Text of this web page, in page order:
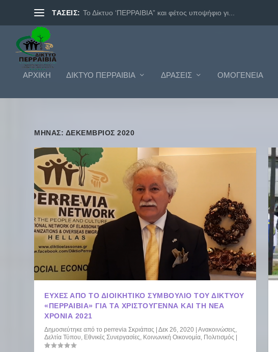
ΤΑΣΕΙΣ: Το Δίκτυο ‘ΠΕΡΡΑΙΒΙΑ” και φέτος υποψήφιο γι...
ΑΡΧΙΚΗ ΔΊΚΤΥΟ ΠΕΡΡΑΙΒΊΑ ΔΡΆΣΕΙΣ ΟΜΟΓΈΝΕΙΑ
ΜΉΝΑΣ: ΔΕΚΈΜΒΡΙΟΣ 2020
ΕΥΧΈΣ ΑΠΌ ΤΟ ΔΙΟΙΚΗΤΙΚΌ ΣΥΜΒΟΎΛΙΟ ΤΟΥ ΔΙΚΤΎΟΥ
«ΠΕΡΡΑΙΒΙΑ» ΓΙΑ ΤΑ ΧΡΙΣΤΟΎΓΕΝΝΑ ΚΑΙ ΤΗ ΝΈΑ
ΧΡΟΝΙΆ 2021
Δημοσιεύτηκε από τοperrevia Σκριάπας |Δεκ 26, 2020 |Ανακοινώσεις,
Δελτία Τύπου, Εθνικές Συνεργασίες, Κοινωνική Οικονομία, Πολιτισμός